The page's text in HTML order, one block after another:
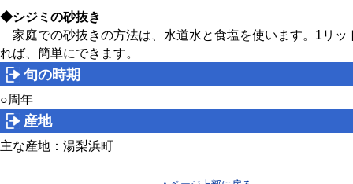
◆シジミの砂抜き
家庭での砂抜きの方法は、水道水と食塩を使います。1リッ
れば、簡単にできます。
旬の時期
○周年
産地
主な産地：湯梨浜町